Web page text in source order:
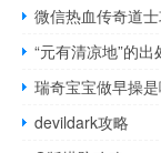
微信热血传奇道
“元有清凉地”的出
瑞奇宝宝做早操
devildark攻略